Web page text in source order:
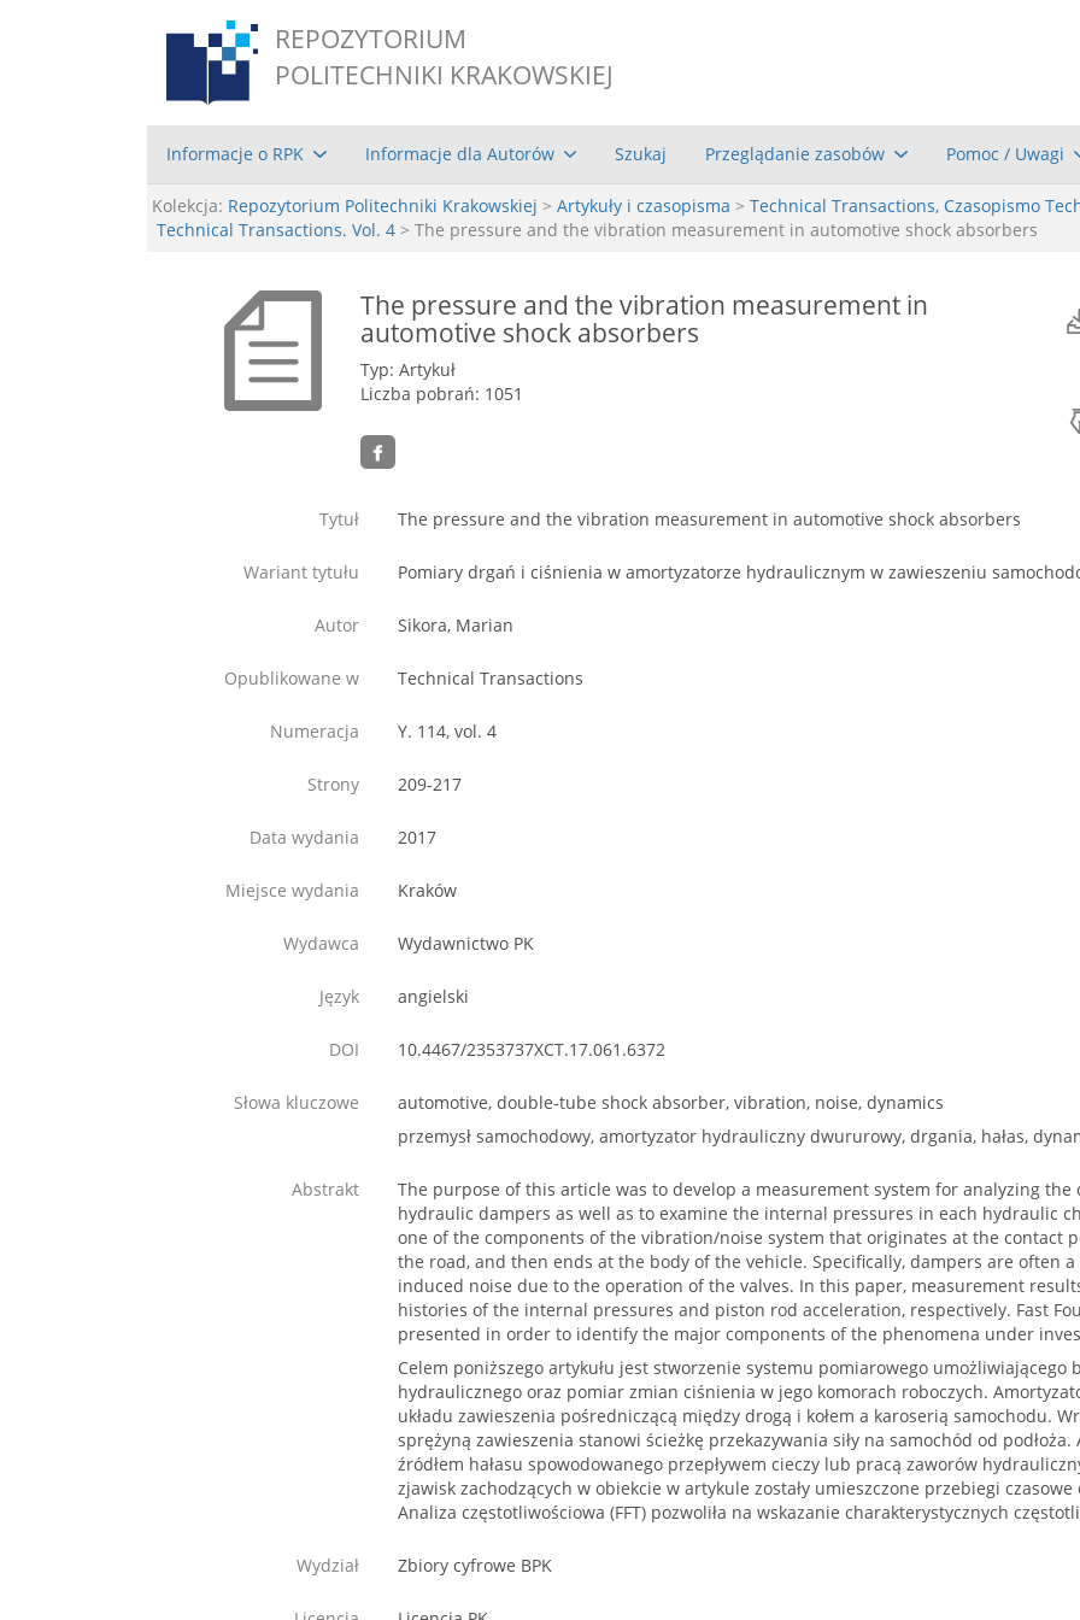
REPOZYTORIUM
POLITECHNIKI KRAKOWSKIEJ
Informacje o RPK Informacje dla Autorów Szukaj Przeglądanie zasobów Pomoc / Uwagi
Kolekcja: Repozytorium Politechniki Krakowskiej > Artykuły i czasopisma > Technical Transactions, Czasopismo
Technical Transactions. Vol. 4 > The pressure and the vibration measurement in automotive shock absorbers
The pressure and the vibration measurement in
automotive shock absorbers
Typ: Artykuł
Liczba pobrań: 1051
Tytuł The pressure and the vibration measurement in automotive shock absorbers
Wariant tytułu Pomiary drgań i ciśnienia w amortyzatorze hydraulicznym w zawieszeniu
Autor Sikora, Marian
Opublikowane w Technical Transactions
Numeracja Y. 114, vol. 4
Strony 209-217
Data wydania 2017
Miejsce wydania Kraków
Wydawca Wydawnictwo PK
Język angielski
DOI 10.4467/2353737XCT.17.061.6372
Słowa kluczowe
automotive, double-tube shock absorber, vibration, noise, dynamics
przemysł samochodowy, amortyzator hydrauliczny dwururowy, drgania, hałas,
Abstrakt
The purpose of this article was to develop a measurement system for analyzing
hydraulic dampers as well as to examine the internal pressures in each hydraulic
one of the components of the vibration/noise system that originates at the contact
the road, and then ends at the body of the vehicle. Specifically, dampers are often
induced noise due to the operation of the valves. In this paper, measurement
histories of the internal pressures and piston rod acceleration, respectively. Fast
presented in order to identify the major components of the phenomena under
Celem poniższego artykułu jest stworzenie systemu pomiarowego
hydraulicznego oraz pomiar zmian ciśnienia w jego komorach roboczych.
układu zawieszenia pośredniczącą między drogą i kołem a karoserią samochodu.
sprężyną zawieszenia stanowi ścieżkę przekazywania siły na samochód od
źródłem hałasu spowodowanego przepływem cieczy lub pracą zaworów
zjawisk zachodzących w obiekcie w artykule zostały umieszczone przebiegi
Analiza częstotliwościowa (FFT) pozwoliła na wskazanie charakterystycznych
Wydział Zbiory cyfrowe BPK